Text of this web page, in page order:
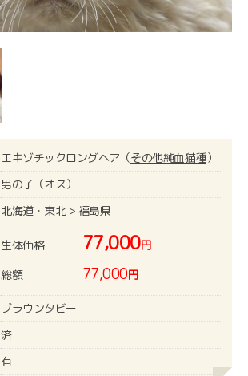
エキゾチックロングヘア（その他純血猫種）
男の子（オス）
北海道・東北> 福島県
生体価格 77,000円
総額
77,000円
ブラウンタビー
済
有